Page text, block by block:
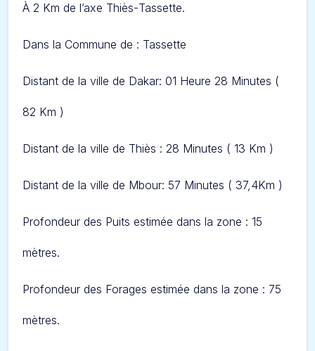
À 2 Km de l’axe Thiès-Tassette.
Dans la Commune de : Tassette
Distant de la ville de Dakar: 01 Heure 28 Minutes (
82 Km )
Distant de la ville de Thiès : 28 Minutes ( 13 Km )
Distant de la ville de Mbour: 57 Minutes ( 37,4Km )
Profondeur des Puits estimée dans la zone : 15
mètres.
Profondeur des Forages estimée dans la zone : 75
mètres.